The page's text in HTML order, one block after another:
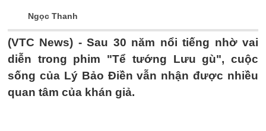
Ngọc Thanh
(VTC News) -Sau 30 năm nổi tiếng nhờ vai
diễn trong phim "Tể tướng Lưu gù", cuộc
sống của Lý Bảo Điền vẫn nhận được nhiều
quan tâm của khán giả.